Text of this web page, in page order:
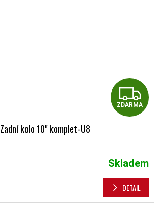
ZDARMA
Zadní kolo 10" komplet-U8
Skladem
DETAIL